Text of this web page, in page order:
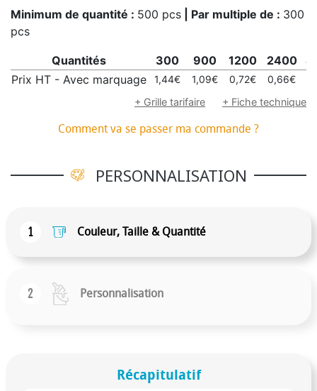
éventail d'options personnalisées est disponible :
différentes largeurs (6 mm, 20 mm), sections colorées,
motifs marbrés, paillettes dorées ou argentées, effets
phosphorescents, numérotation en série, codes-barres,
QR codes, et bien plus encore.Couleur du bracelet
: 20,2 x 1,2 cm- Ado : 17 x 1,2 cm - Enfant : 15 x 1,2 cm
Minimum de quantité : 500 pcs | Par multiple de : 300
pcs
Quantités 300 900 1200 2400
Prix HT - Avec marquage
1,44€ 1,09€ 0,72€ 0,66€
+ Grille tarifaire
+ Fiche technique
Comment va se passer ma commande ?
PERSONNALISATION
1 Couleur, Taille & Quantité
2 Personnalisation
Récapitulatif